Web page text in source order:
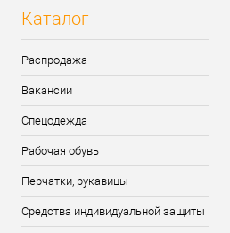
Каталог
Распродажа
Вакансии
Спецодежда
Рабочая обувь
Перчатки, рукавицы
Средства индивидуальной защиты